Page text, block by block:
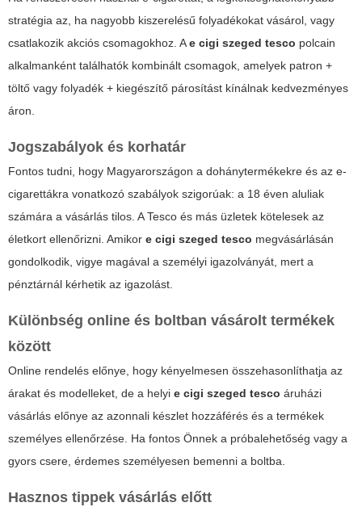
stratégia az, ha nagyobb kiszerelésű folyadékokat vásárol, vagy
csatlakozik akciós csomagokhoz. Ae cigi szeged tesco polcain
alkalmanként találhatók kombinált csomagok, amelyek patron +
töltő vagy folyadék + kiegészítő párosítást kínálnak kedvezményes
áron.
Jogszabályok és korhatár
Fontos tudni, hogy Magyarországon a dohánytermékekre és az e-
cigarettákra vonatkozó szabályok szigorúak: a 18 éven aluliak
számára a vásárlás tilos. A Tesco és más üzletek kötelesek az
életkort ellenőrizni. Amikor e cigi szeged tesco megvásárlásán
gondolkodik, vigye magával a személyi igazolványát, mert a
pénztárnál kérhetik az igazolást.
Különbség online és boltban vásárolt termékek
között
Online rendelés előnye, hogy kényelmesen összehasonlíthatja az
árakat és modelleket, de a helyi e cigi szeged tesco áruházi
vásárlás előnye az azonnali készlet hozzáférés és a termékek
személyes ellenőrzése. Ha fontos Önnek a próbalehetőség vagy a
gyors csere, érdemes személyesen bemenni a boltba.
Hasznos tippek vásárlás előtt